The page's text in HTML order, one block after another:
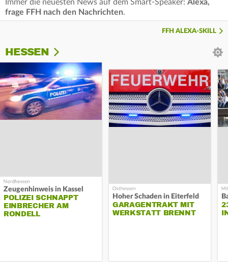
Immer die neuesten News auf dem Smart-Speaker: Alexa,
frage FFH nach den Nachrichten.
FFH ALEXA-SKILL
HESSEN
Zeugenhinweis in Kassel
POLIZEI SCHNAPPT
EINBRECHER AM
RONDELL
Hoher Schaden in Eiterfeld
GARAGENTRAKT MIT
WERKSTATT BRENNT